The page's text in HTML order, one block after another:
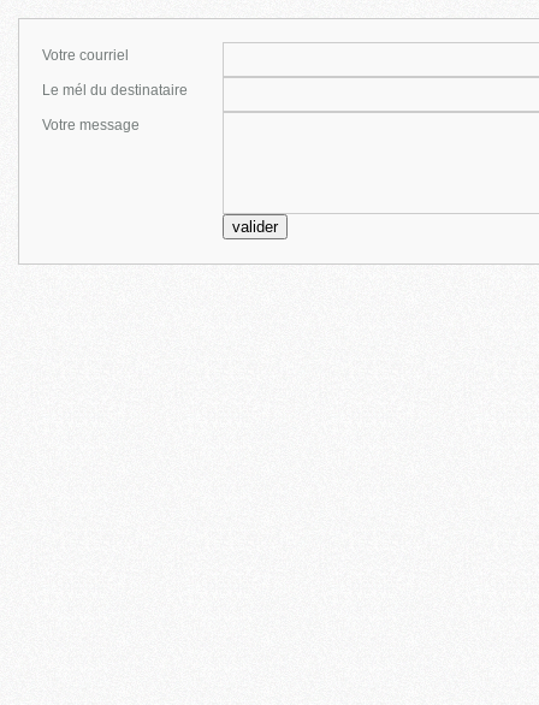
Votre courriel
Le mél du destinataire
Votre message